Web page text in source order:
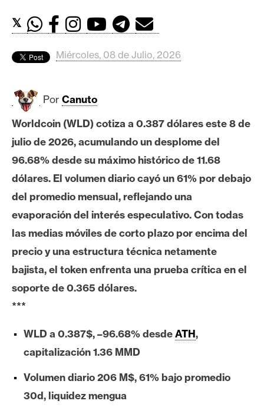
d
s
B
t
c
o
i
E
h
e
r
m
I
A
𝕏
Miércoles, 08 de Julio, 2026
Por Canuto
Worldcoin (WLD) cotiza a 0.387 dólares este 8 de
julio de 2026, acumulando un desplome del
96.68% desde su máximo histórico de 11.68
dólares. El volumen diario cayó un 61% por debajo
del promedio mensual, reflejando una
evaporación del interés especulativo. Con todas
las medias móviles de corto plazo por encima del
precio y una estructura técnica netamente
bajista, el token enfrenta una prueba crítica en el
soporte de 0.365 dólares.
***
WLD a 0.387$, –96.68% desdeATH,
capitalización 1.36 MMD
Volumen diario 206 M$, 61% bajo promedio
30d, liquidez mengua